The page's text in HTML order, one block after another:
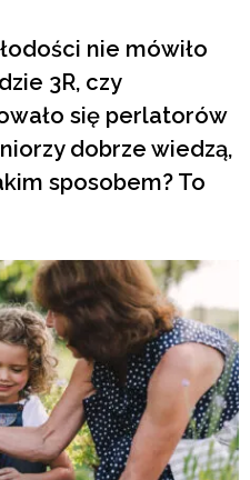
nie mówiło
3R, czy
się perlatorów
dobrze wiedzą,
sposobem? To